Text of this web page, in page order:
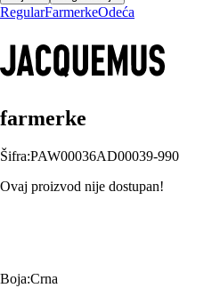
RegularFarmerkeOdeća
farmerke
Šifra:PAW00036AD00039-990
Ovaj proizvod nije dostupan!
Boja:Crna